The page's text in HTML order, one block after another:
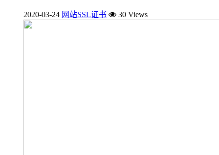
2020-03-24 网站SSL证书 30 Views